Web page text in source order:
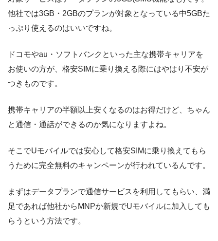
他社では3GB・2GBのプランが対象となっている中5GBた
っぷり使えるのはいいですね。
ドコモやau・ソフトバンクといった主な携帯キャリアを
お使いの方が、格安SIMに乗り換える際にはやはり不安が
つきものです。
携帯キャリアの半額以上安くなるのはお得だけど、ちゃん
と通信・通話ができるのか気になりますよね。
そこでUモバイルでは安心して格安SIMに乗り換えてもら
うために完全無料のキャンペーンが行われているんです。
まずはデータプランで通信サービスを利用してもらい、満
足であれば他社からMNPか新規でUモバイルに加入しても
らうという方法です。